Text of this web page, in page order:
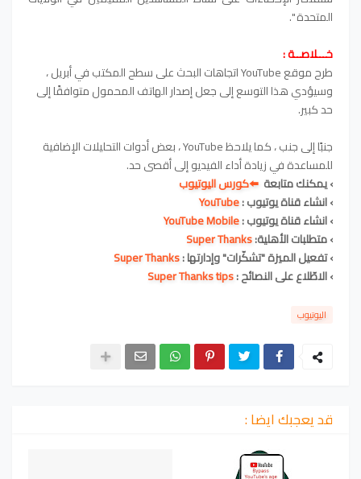
المتحدة ".
خـــلاصــة :
طرح موقع YouTube اتجاهات البحث على سطح المكتب في أبريل ،
وسيؤدي هذا التوسع إلى جعل إصدار الهاتف المحمول متوافقًا إلى
حد كبير.
جنبًا إلى جنب ، كما يلاحظ YouTube ، بعض أدوات التحليلات الإضافية
للمساعدة في زيادة أداء الفيديو إلى أقصى حد.
› يمكنك متابعة ⬅️كورس اليوتيوب
› انشاء قناة يوتيوب :YouTube
› انشاء قناة يوتيوب :YouTube Mobile
› متطلبات الأهلية:Super Thanks
› تفعيل الميزة "تشكّرات" وإدارتها :Super Thanks
› الاطّلاع على النصائح :Super Thanks tips
اليوتيوب
قد يعجبك ايضا :